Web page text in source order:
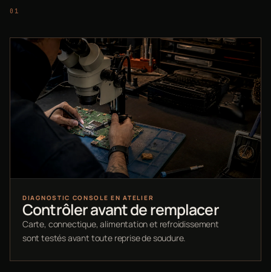
DIAGNOSTIC CONSOLE EN ATELIER
Contrôler avant de remplacer
Carte, connectique, alimentation et refroidissement
sont testés avant toute reprise de soudure.